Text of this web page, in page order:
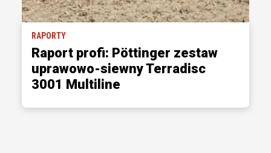
RAPORTY
Raport profi: Pöttinger zestaw
uprawowo-siewny Terradisc
3001 Multiline